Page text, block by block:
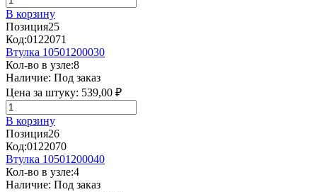
В корзину
Позиция25
Код:0122071
Втулка 10501200030
Кол-во в узле:8
Наличие: Под заказ
Цена за штуку: 539,00 ₽
В корзину
Позиция26
Код:0122070
Втулка 10501200040
Кол-во в узле:4
Наличие: Под заказ